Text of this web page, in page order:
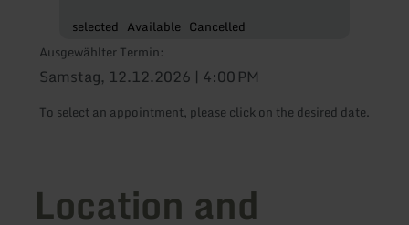
selected Available Cancelled
Ausgewählter Termin:
Samstag, 12.12.2026 | 4:00 PM
To select an appointment, please click on the desired date.
Location and